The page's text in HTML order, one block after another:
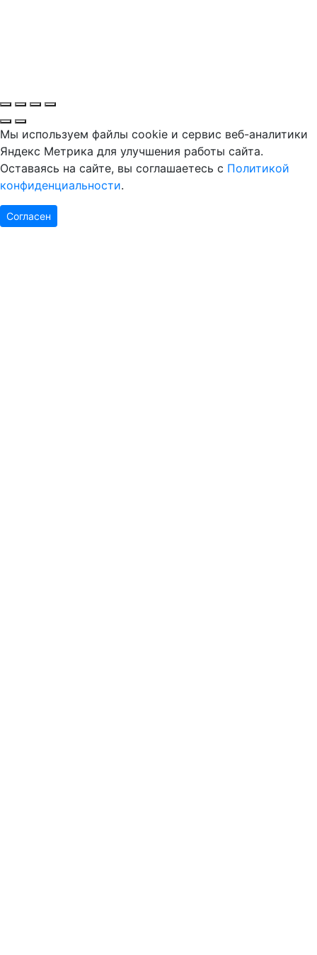
Мы используем файлы cookie и сервис веб-аналитики
Яндекс Метрика для улучшения работы сайта.
Оставаясь на сайте, вы соглашаетесь с Политикой
конфиденциальности.
Согласен